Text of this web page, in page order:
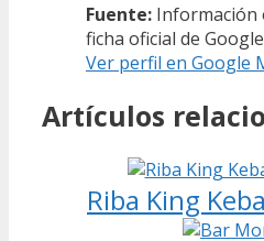
Fuente: Información
ficha oficial de
Ver perfil en Google
Artículos
Riba King